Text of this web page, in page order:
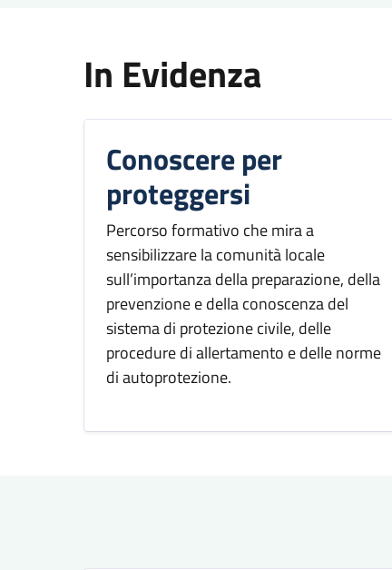
In Evidenza
Conoscere per
proteggersi
Percorso formativo che mira a
sensibilizzare la comunità locale
sull’importanza della preparazione, della
prevenzione e della conoscenza del
sistema di protezione civile, delle
procedure di allertamento e delle norme
di autoprotezione.